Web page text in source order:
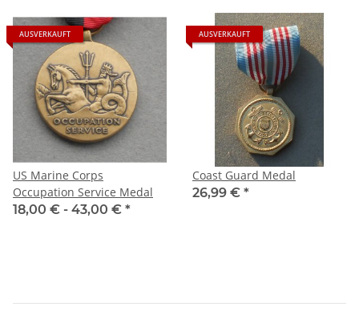
AUSVERKAUFT
US Marine Corps
Occupation Service Medal
18,00 € - 43,00 € *
AUSVERKAUFT
Coast Guard Medal
26,99 € *